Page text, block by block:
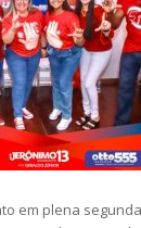
em plena